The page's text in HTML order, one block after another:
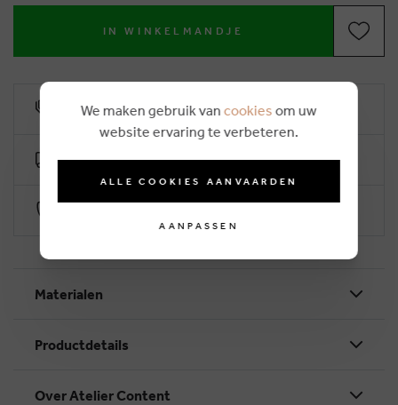
IN WINKELMANDJE
10% klantenkorting
Gratis levering vanaf €50 (2-4 werkdagen)
Materialen
Productdetails
Over Atelier Content
We maken gebruik van cookies om uw
website ervaring te verbeteren.
ALLE COOKIES AANVAARDEN
AANPASSEN